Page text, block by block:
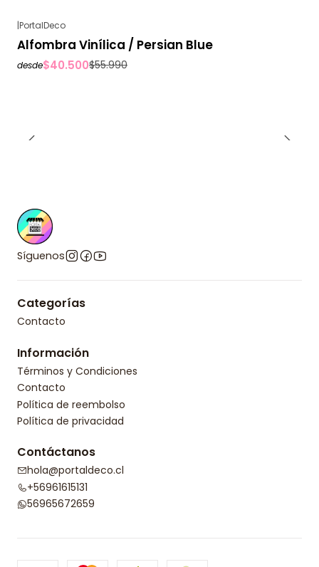
|PortalDeco
Alfombra Vinílica / Persian Blue
desde$40.500$55.990
Síguenos
Categorías
Contacto
Información
Términos y Condiciones
Contacto
Política de reembolso
Política de privacidad
Contáctanos
hola@portaldeco.cl
+56961615131
56965672659